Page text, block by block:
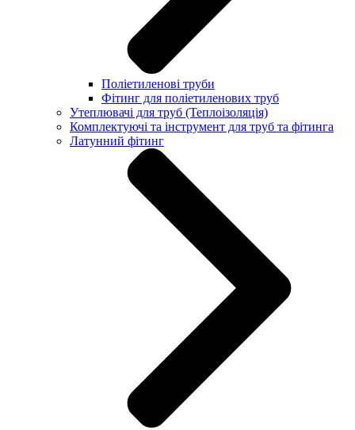
Поліетиленові труби
Фітинг для поліетиленових труб
Утеплювачі для труб (Теплоізоляція)
Комплектуючі та інструмент для труб та фітинга
Латунний фітинг